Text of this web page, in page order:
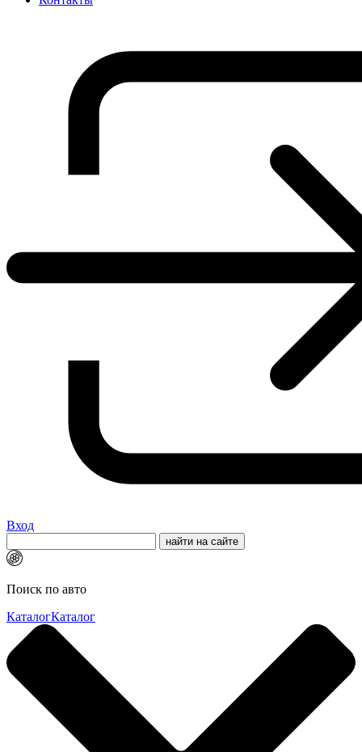
Вход
Поиск по авто
КаталогКаталог